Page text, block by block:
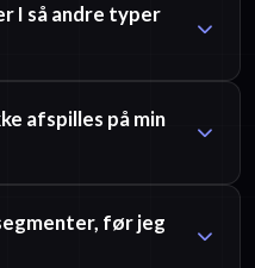
I så andre typer
afspilles på min
før jeg